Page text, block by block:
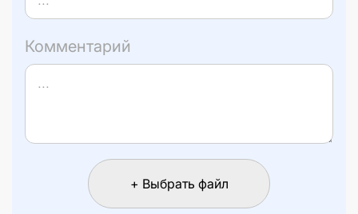
Комментарий
+ Выбрать файл